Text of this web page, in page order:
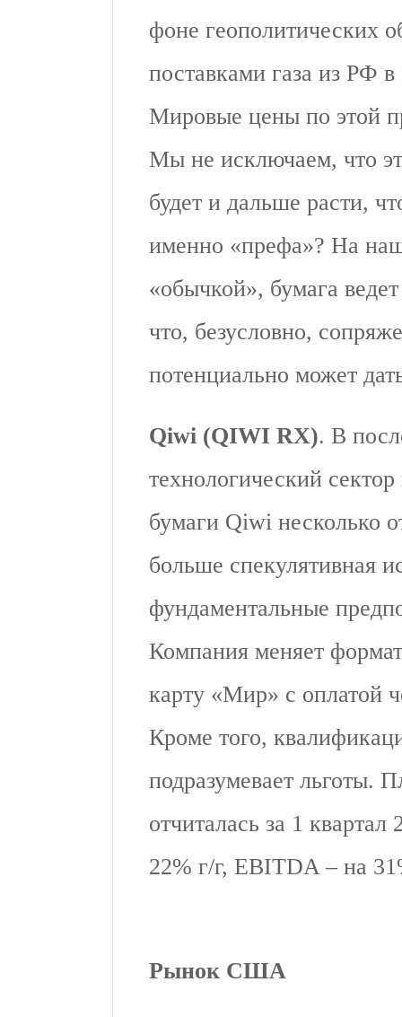
фоне геополитических
поставками газа из РФ
Мировые цены по этой
Мы не исключаем, что
будет и дальше расти,
именно «префа»? На
«обычкой», бумага
что, безусловно,
потенциально может
Qiwi (QIWI RX). В
технологический
бумаги Qiwi несколько
больше спекулятивная
фундаментальные
Компания меняет
карту «Мир» с оплатой
Кроме того,
подразумевает льготы.
отчиталась за 1
22% г/г, EBITDA – на
Рынок США